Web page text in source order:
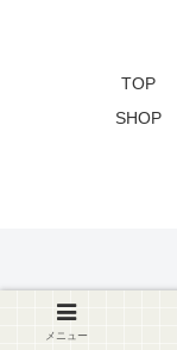
TOP
SHOP
メニュー